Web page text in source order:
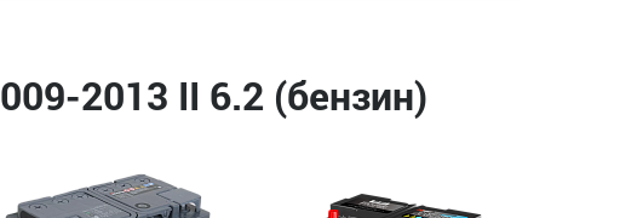
2013 II 6.2 (бензин)